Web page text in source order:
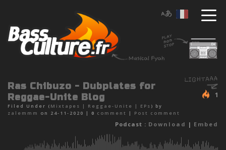
Ras Chibuzo - Dubplates for
Reggae-Unite Blog
Filed Under ( Mixtapes | Reggae-Unite | EPs ) by
zalemmm
on 24-11-2020 | 0 comment | Post comment
1
Podcast : Download | Embed